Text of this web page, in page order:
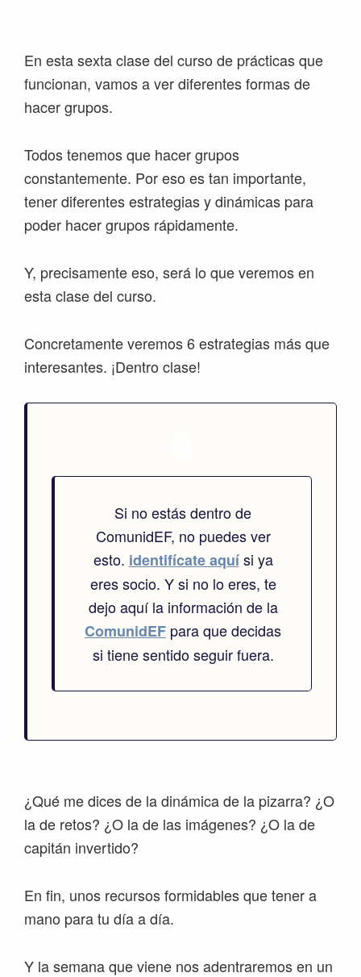
navegación
principal
contenido
principal
barra
lateral
página
En esta sexta clase del curso de prácticas que
funcionan, vamos a ver diferentes formas de
hacer grupos.
Todos tenemos que hacer grupos
constantemente. Por eso es tan importante,
tener diferentes estrategias y dinámicas para
poder hacer grupos rápidamente.
Y, precisamente eso, será lo que veremos en
esta clase del curso.
Concretamente veremos 6 estrategias más que
interesantes. ¡Dentro clase!
Si no estás dentro de
ComunidEF, no puedes ver
esto. identifícate aquísi ya
eres socio. Y si no lo eres, te
dejo aquí la información de la
ComunidEF para que decidas
si tiene sentido seguir fuera.
¿Qué me dices de la dinámica de la pizarra? ¿O
la de retos? ¿O la de las imágenes? ¿O la de
capitán invertido?
En fin, unos recursos formidables que tener a
mano para tu día a día.
Y la semana que viene nos adentraremos en un